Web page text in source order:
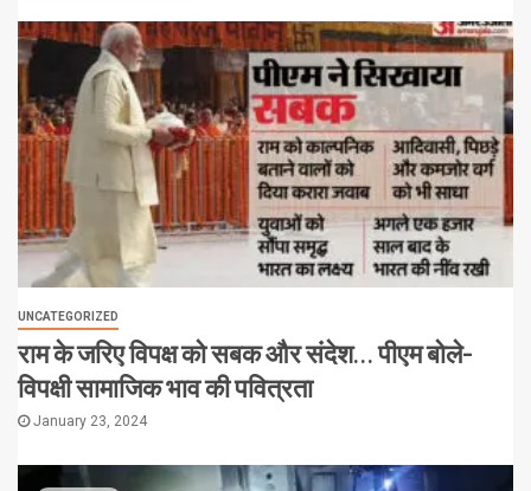
UNCATEGORIZED
राम के जरिए विपक्ष को सबक और संदेश… पीएम बोले-
विपक्षी सामाजिक भाव की पवित्रता
January 23, 2024